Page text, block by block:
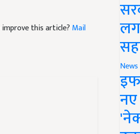
this article? Mail
News